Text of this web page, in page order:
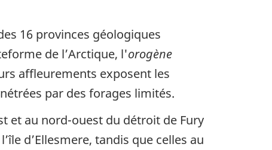
16 provinces géologiques
de l’Arctique, l'orogène
affleurements exposent les
par des forages limités.
et au nord-ouest du détroit de Fury
d’Ellesmere, tandis que celles au